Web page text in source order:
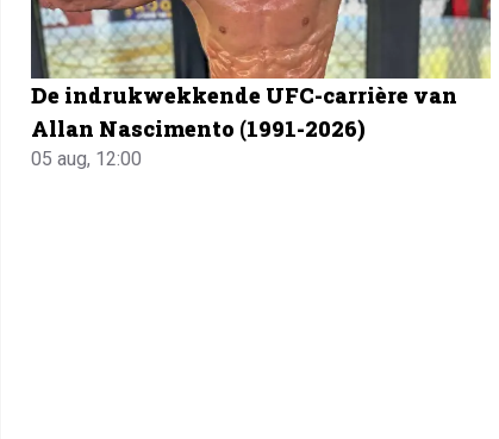
De indrukwekkende UFC-carrière van
Allan Nascimento (1991-2026)
05 aug, 12:00